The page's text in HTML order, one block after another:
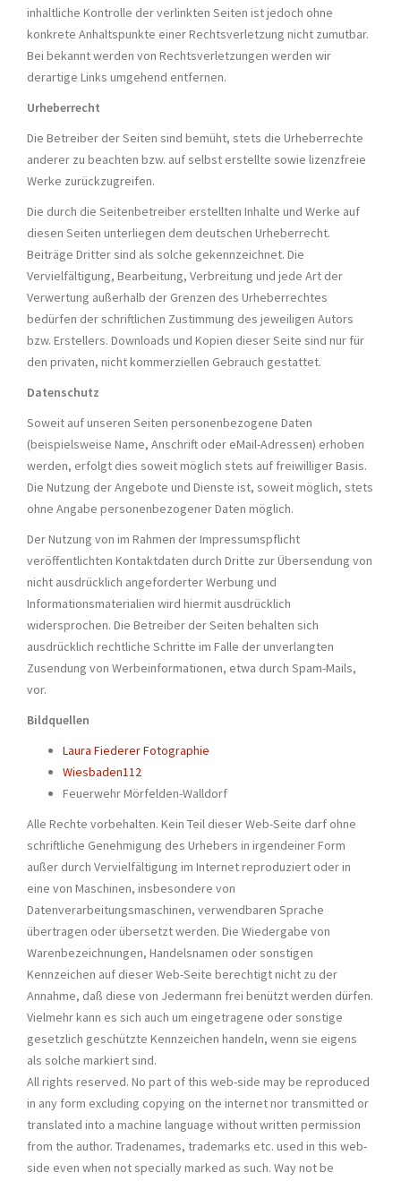
inhaltliche Kontrolle der verlinkten Seiten ist jedoch ohne
konkrete Anhaltspunkte einer Rechtsverletzung nicht zumutbar.
Bei bekannt werden von Rechtsverletzungen werden wir
derartige Links umgehend entfernen.
Urheberrecht
Die Betreiber der Seiten sind bemüht, stets die Urheberrechte
anderer zu beachten bzw. auf selbst erstellte sowie lizenzfreie
Werke zurückzugreifen.
Die durch die Seitenbetreiber erstellten Inhalte und Werke auf
diesen Seiten unterliegen dem deutschen Urheberrecht.
Beiträge Dritter sind als solche gekennzeichnet. Die
Vervielfältigung, Bearbeitung, Verbreitung und jede Art der
Verwertung außerhalb der Grenzen des Urheberrechtes
bedürfen der schriftlichen Zustimmung des jeweiligen Autors
bzw. Erstellers. Downloads und Kopien dieser Seite sind nur für
den privaten, nicht kommerziellen Gebrauch gestattet.
Datenschutz
Soweit auf unseren Seiten personenbezogene Daten
(beispielsweise Name, Anschrift oder eMail-Adressen) erhoben
werden, erfolgt dies soweit möglich stets auf freiwilliger Basis.
Die Nutzung der Angebote und Dienste ist, soweit möglich, stets
ohne Angabe personenbezogener Daten möglich.
Der Nutzung von im Rahmen der Impressumspflicht
veröffentlichten Kontaktdaten durch Dritte zur Übersendung von
nicht ausdrücklich angeforderter Werbung und
Informationsmaterialien wird hiermit ausdrücklich
widersprochen. Die Betreiber der Seiten behalten sich
ausdrücklich rechtliche Schritte im Falle der unverlangten
Zusendung von Werbeinformationen, etwa durch Spam-Mails,
vor.
Bildquellen
Laura Fiederer Fotographie
Wiesbaden112
Feuerwehr Mörfelden-Walldorf
Alle Rechte vorbehalten. Kein Teil dieser Web-Seite darf ohne
schriftliche Genehmigung des Urhebers in irgendeiner Form
außer durch Vervielfältigung im Internet reproduziert oder in
eine von Maschinen, insbesondere von
Datenverarbeitungsmaschinen, verwendbaren Sprache
übertragen oder übersetzt werden. Die Wiedergabe von
Warenbezeichnungen, Handelsnamen oder sonstigen
Kennzeichen auf dieser Web-Seite berechtigt nicht zu der
Annahme, daß diese von Jedermann frei benützt werden dürfen.
Vielmehr kann es sich auch um eingetragene oder sonstige
gesetzlich geschützte Kennzeichen handeln, wenn sie eigens
als solche markiert sind.
All rights reserved. No part of this web-side may be reproduced
in any form excluding copying on the internet nor transmitted or
translated into a machine language without written permission
from the author. Tradenames, trademarks etc. used in this web-
side even when not specially marked as such. Way not be